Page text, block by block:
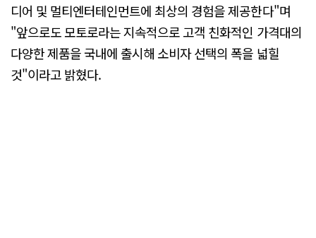
디어 및 멀티엔터테인먼트에 최상의 경험을 제공한다"며
"앞으로도 모토로라는 지속적으로 고객 친화적인 가격대의
다양한 제품을 국내에 출시해 소비자 선택의 폭을 넓힐
것"이라고 밝혔다.